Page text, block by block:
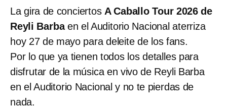
La gira de conciertos A Caballo Tour 2026 de
Reyli Barbaen el Auditorio Nacional aterriza
hoy 27 de mayo para deleite de los fans.
Por lo que ya tienen todos los detalles para
disfrutar de la música en vivo de Reyli Barba
en el Auditorio Nacional y no te pierdas de
nada.